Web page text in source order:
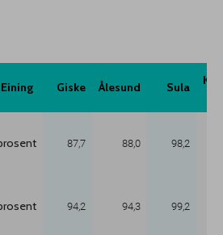
Eining Giske Ålesund Sula
87,7 88,0 98,2
94,2 94,3 99,2
Eining Giske Ålesund Sula